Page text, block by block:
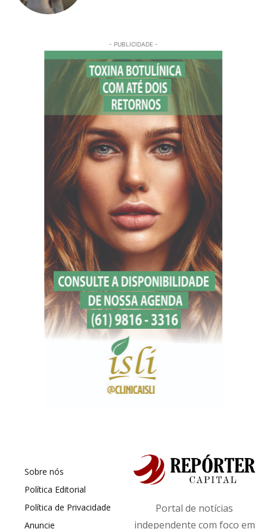
- PUBLICIDADE -
Sobre nós
Política Editorial
Política de Privacidade
Anuncie
Portal de notícias
independente com foco em